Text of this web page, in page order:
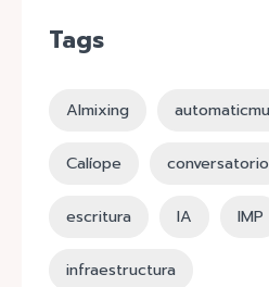
Tags
AImixing
Calíope conversatorio
escritura IA IMP
infraestructura